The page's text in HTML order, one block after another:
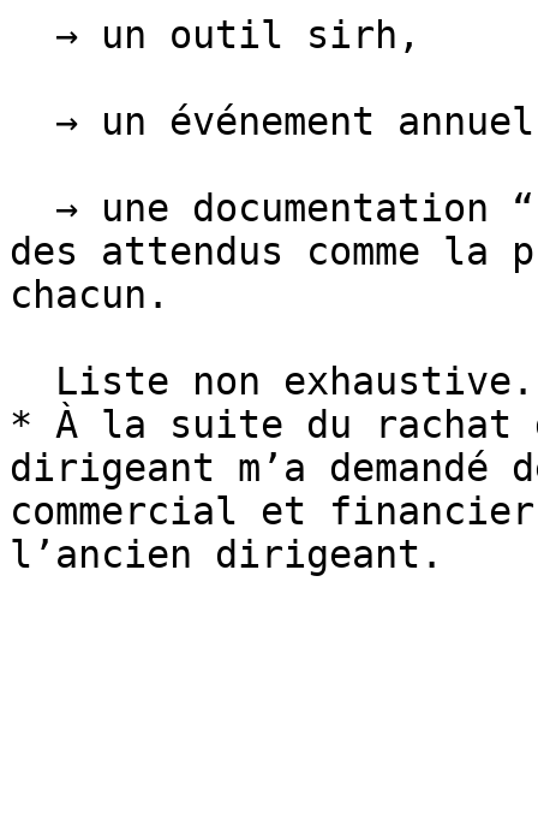
des attendus comme
chacun.
* À la suite du rachat
dirigeant m’a
commercial et